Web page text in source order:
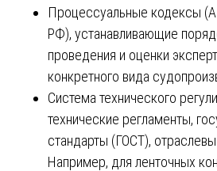
Процессуальные кодексы
РФ), устанавливающие
проведения и оценки
конкретного вида
Система технического
технические регламенты,
стандарты (ГОСТ),
Например, для ленточных